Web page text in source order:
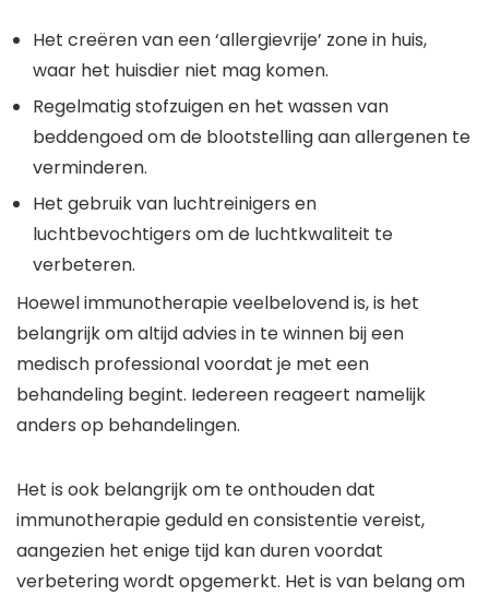
Het creëren van een ‘allergievrije’ zone in huis,
waar het huisdier niet mag komen.
Regelmatig stofzuigen en het wassen van
beddengoed om de blootstelling aan allergenen te
verminderen.
Het gebruik van luchtreinigers en
luchtbevochtigers om de luchtkwaliteit te
verbeteren.
Hoewel immunotherapie veelbelovend is, is het
belangrijk om altijd advies in te winnen bij een
medisch professional voordat je met een
behandeling begint. Iedereen reageert namelijk
anders op behandelingen.
Het is ook belangrijk om te onthouden dat
immunotherapie geduld en consistentie vereist,
aangezien het enige tijd kan duren voordat
verbetering wordt opgemerkt. Het is van belang om